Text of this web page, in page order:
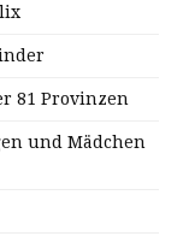
81 Provinzen
und Mädchen